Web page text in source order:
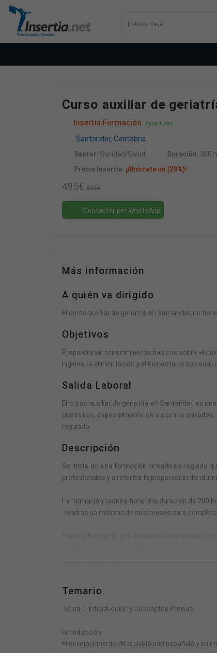
Curso auxiliar de
Insertia.Formación hace 1 mes
Santander, Cantabria
Sector: Sanidad/Salud Duración: 300
Precio Insertia: ¡Ahórrate un (29%)!
495€ 695€
Contactar por WhatsApp
Más información
A quién va dirigido
El curso auxiliar de geriatría en Santander, no
Objetivos
Proporcionar conocimientos básicos sobre el
higiene, la alimentación y el bienestar
Salida Laboral
El curso auxiliar de geriatría en Santander, es
domicilios, especialmente en entornos
regulado.
Descripción
Se trata de una formación privada no reglada
profesionales y a reforzar la preparación del
La formación teórica tiene una duración de 200
Tendrás un máximo de seis meses para
Puedes buscar tú una empresa para realizar
La formación práctica se compone de un
El horario de las prácticas se fijará de mutuo
parte teórica.
En total, el curso acredita 300 horas entre
Temario
Tema 1. Introducción y Conceptos Previos.
Introducción.
El envejecimiento de la población española y su